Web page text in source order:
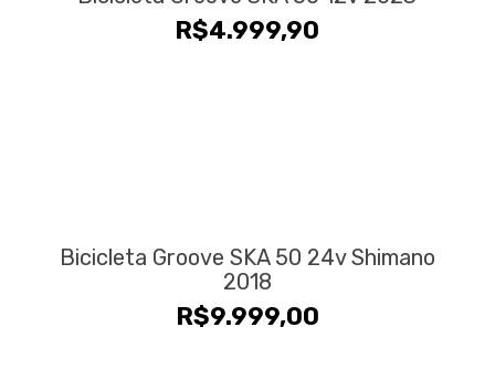
R$4.999,90
Bicicleta Groove SKA 50 24v Shimano
2018
R$9.999,00